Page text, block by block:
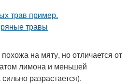
на мяту, но отличается от
лимона и меньшей
разрастается).